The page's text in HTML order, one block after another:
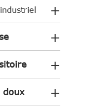
+
+
+
doux +